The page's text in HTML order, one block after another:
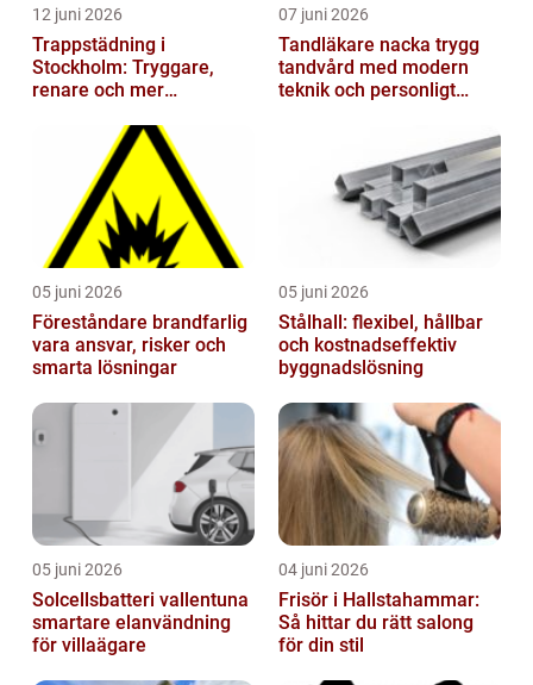
12 juni 2026
Trappstädning i
Stockholm: Tryggare,
renare och mer
07 juni 2026
Tandläkare nacka trygg
tandvård med modern
teknik och personligt
05 juni 2026
Föreståndare brandfarlig
vara ansvar, risker och
smarta lösningar
05 juni 2026
Stålhall: flexibel, hållbar
och kostnadseffektiv
byggnadslösning
05 juni 2026
Solcellsbatteri vallentuna
smartare elanvändning
för villaägare
04 juni 2026
Frisör i Hallstahammar:
Så hittar du rätt salong
för din stil